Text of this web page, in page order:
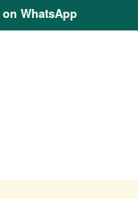
WhatsApp